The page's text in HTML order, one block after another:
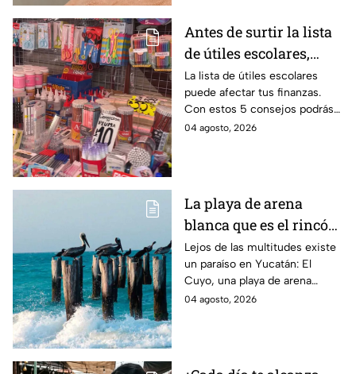
Antes de surtir la lista
de útiles escolares,
sigue estos 5 consejos
que pueden ahorrar
miles de pesos
La lista de útiles escolares
puede afectar tus finanzas.
Con estos 5 consejos podrás
organizar tus compras, ahorrar
04 agosto, 2026
La playa de arena
blanca que es el rincón
escondido en la Costa
Esmeralda de Yucatán
y es ideal para las
vacaciones de verano
Lejos de las multitudes existe
un paraíso en Yucatán: El
Cuyo, una playa de arena
blanca en la Costa Esmeralda
04 agosto, 2026